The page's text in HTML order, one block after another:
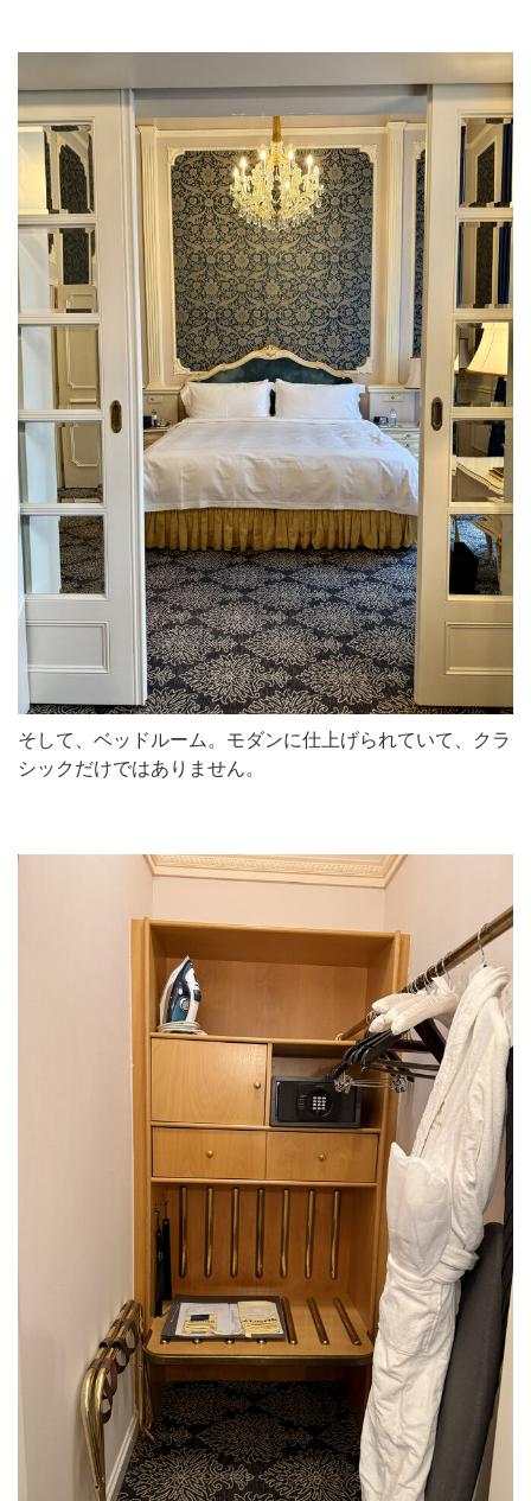
そして、ベッドルーム。モダンに仕上げられていて、クラ
シックだけではありません。